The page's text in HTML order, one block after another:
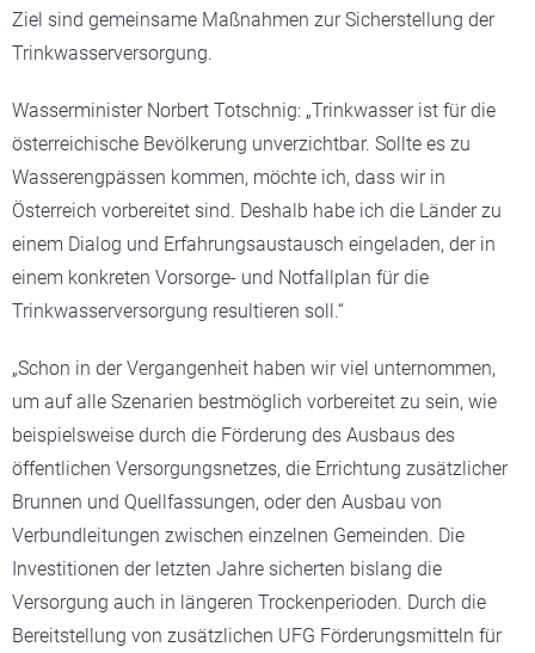
Ziel sind gemeinsame Maßnahmen zur Sicherstellung der
Trinkwasserversorgung.
Wasserminister Norbert Totschnig: „Trinkwasser ist für die
österreichische Bevölkerung unverzichtbar. Sollte es zu
Wasserengpässen kommen, möchte ich, dass wir in
Österreich vorbereitet sind. Deshalb habe ich die Länder zu
einem Dialog und Erfahrungsaustausch eingeladen, der in
einem konkreten Vorsorge- und Notfallplan für die
Trinkwasserversorgung resultieren soll.“
„Schon in der Vergangenheit haben wir viel unternommen,
um auf alle Szenarien bestmöglich vorbereitet zu sein, wie
beispielsweise durch die Förderung des Ausbaus des
öffentlichen Versorgungsnetzes, die Errichtung zusätzlicher
Brunnen und Quellfassungen, oder den Ausbau von
Verbundleitungen zwischen einzelnen Gemeinden. Die
Investitionen der letzten Jahre sicherten bislang die
Versorgung auch in längeren Trockenperioden. Durch die
Bereitstellung von zusätzlichen UFG Förderungsmitteln für